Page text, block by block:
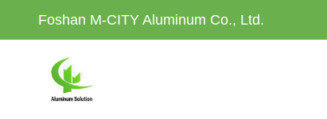
Foshan M-CITY Aluminum Co., Ltd.